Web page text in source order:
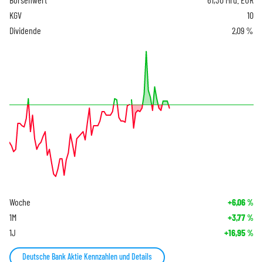
KGV
10
Dividende
2,09 %
Woche +6,06%
1M +3,77%
1J +16,95%
Deutsche Bank Aktie Kennzahlen und Details